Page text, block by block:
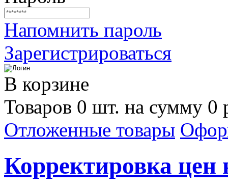
Напомнить пароль
Зарегистрироваться
В корзине
Товаров 0 шт. на сумму 0
Отложенные товары
Корректировка цен